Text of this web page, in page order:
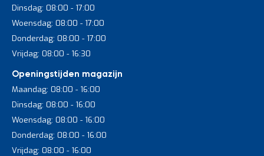
Gebruik deze checklist om te bepalen of een archiefkast aansluit
op jouw eisen:
Belangrijke specificaties
Type kast: brandwerende metalen archiefkast.
Brandwerendheid: afhankelijk van de uitvoering, 30, 60 of
90 minuten.
Bruto breedte variërend: van ca. 500 mm tot 1.499 mm.
Diepte: ca. 450 mm tot 650 mm.
Dinsdag: 08:00 - 17:00
Woensdag: 08:00 - 17:00
Donderdag: 08:00 - 17:00
Vrijdag: 08:00 - 16:30
Openingstijden magazijn
Maandag: 08:00 - 16:00
Dinsdag: 08:00 - 16:00
Woensdag: 08:00 - 16:00
Donderdag: 08:00 - 16:00
Vrijdag: 08:00 - 16:00